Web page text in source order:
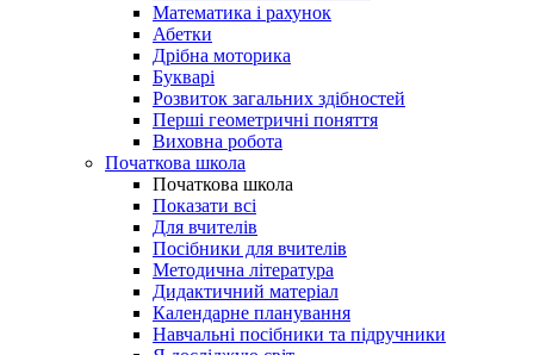
Математика і рахунок
Абетки
Дрібна моторика
Букварі
Розвиток загальних здібностей
Перші геометричні поняття
Виховна робота
Початкова школа
Початкова школа
Показати всі
Для вчителів
Посібники для вчителів
Методична література
Дидактичний матеріал
Календарне планування
Навчальні посібники та підручники